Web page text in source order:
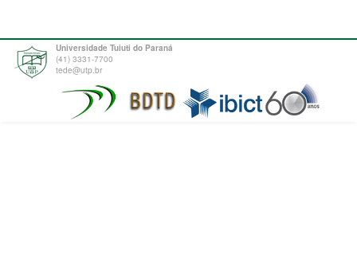
Universidade Tuiuti do Paraná
(41) 3331-7700
tede@utp.br